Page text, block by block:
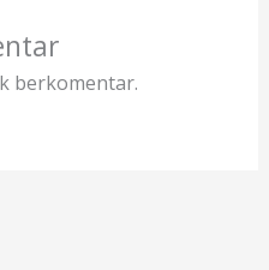
berkomentar.